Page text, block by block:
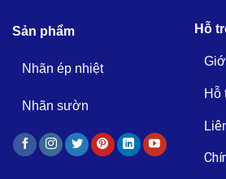
Sản phẩm
Nhãn ép nhiệt
Nhãn sườn
Hỗ
Hỗ